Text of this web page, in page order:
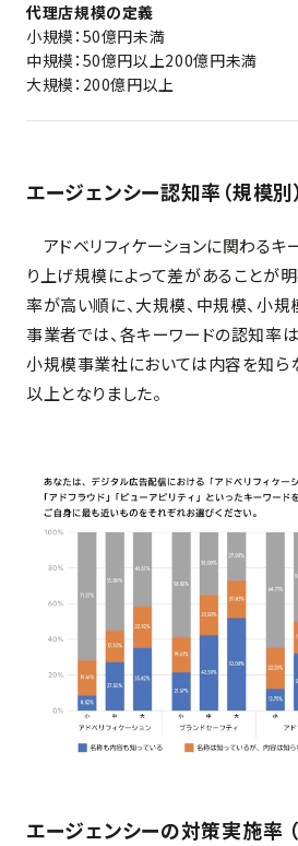
代理店規模の定義
小規模：50億円未満
中規模：50億円以上200億円未満
大規模：200億円以上
エージェンシー認知率（規模別
アドベリフィケーションに関わるキ
り上げ規模によって差があることが
率が高い順に、大規模、中規模、小規
事業者では、各キーワードの認知率
小規模事業社においては内容を知
以上となりました。
エージェンシーの対策実施率